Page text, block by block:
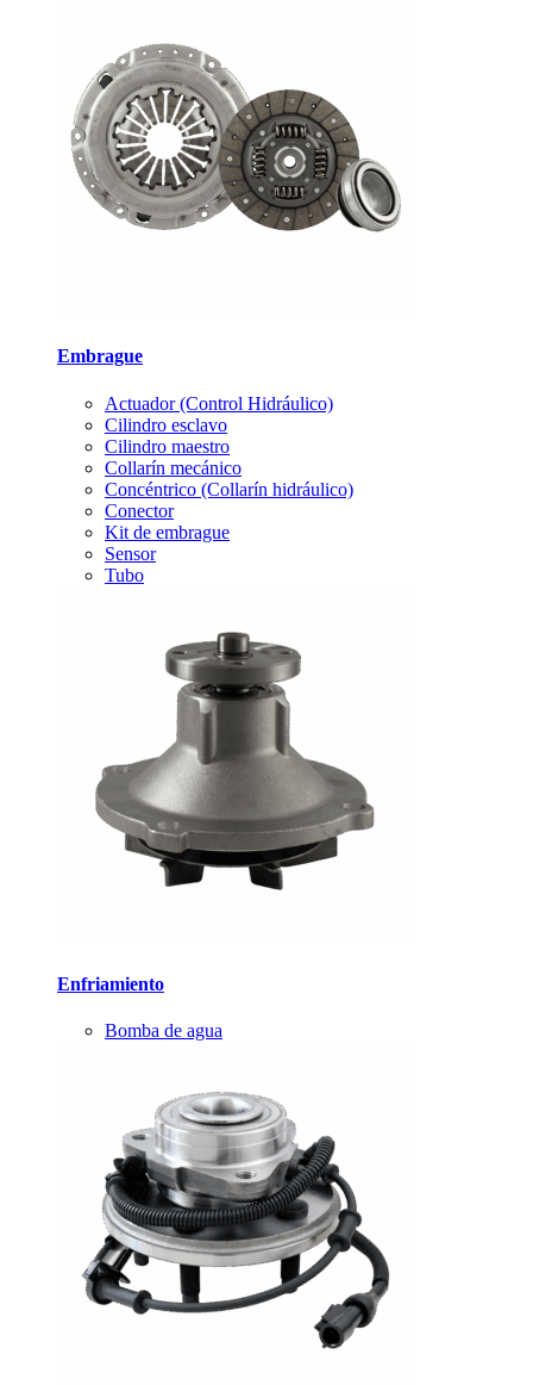
Embrague
Actuador (Control Hidráulico)
Cilindro esclavo
Cilindro maestro
Collarín mecánico
Concéntrico (Collarín hidráulico)
Conector
Kit de embrague
Sensor
Tubo
Enfriamiento
Bomba de agua